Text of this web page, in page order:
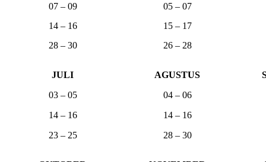
07 – 09
05 – 07
14 – 16
15 – 17
28 – 30
26 – 28
JULI AGUSTUS
03 – 05
04 – 06
14 – 16
14 – 16
23 – 25
28 – 30